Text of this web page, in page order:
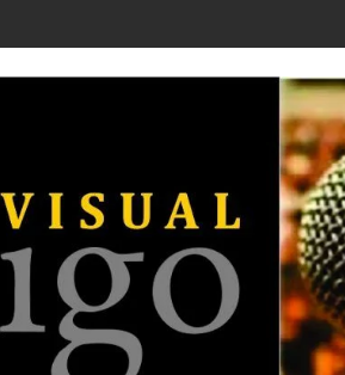
EL CBTis No. 105 SU 50